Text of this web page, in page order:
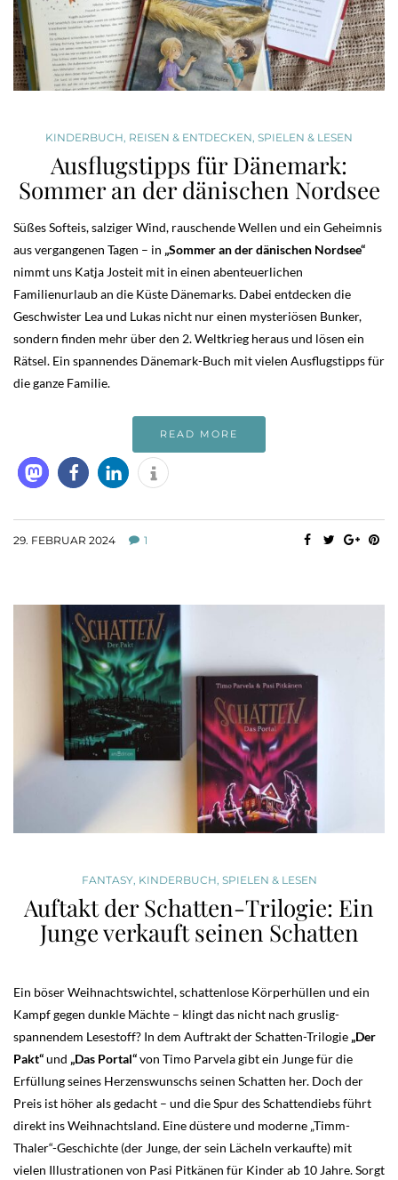
KINDERBUCH REISEN & ENTDECKEN SPIELEN & LESEN
Ausflugstipps für Dänemark:
Sommer an der dänischen Nordsee
Süßes Softeis, salziger Wind, rauschende Wellen und ein Geheimnis
aus vergangenen Tagen – in „Sommer an der dänischen Nordsee“
nimmt uns Katja Josteit mit in einen abenteuerlichen
Familienurlaub an die Küste Dänemarks. Dabei entdecken die
Geschwister Lea und Lukas nicht nur einen mysteriösen Bunker,
sondern finden mehr über den 2. Weltkrieg heraus und lösen ein
Rätsel. Ein spannendes Dänemark-Buch mit vielen Ausflugstipps für
die ganze Familie.
READ MORE
29. FEBRUAR 2024 1
FANTASY, KINDERBUCH SPIELEN & LESEN
Auftakt der Schatten-Trilogie: Ein
Junge verkauft seinen Schatten
Ein böser Weihnachtswichtel, schattenlose Körperhüllen und ein
Kampf gegen dunkle Mächte – klingt das nicht nach gruslig-
spannendem Lesestoff? In dem Auftrakt der Schatten-Trilogie „Der
Pakt“und „Das Portal“von Timo Parvela gibt ein Junge für die
Erfüllung seines Herzenswunschs seinen Schatten her. Doch der
Preis ist höher als gedacht – und die Spur des Schattendiebs führt
direkt ins Weihnachtsland. Eine düstere und moderne „Timm-
Thaler“-Geschichte (der Junge, der sein Lächeln verkaufte) mit
vielen Illustrationen von Pasi Pitkänen für Kinder ab 10 Jahre. Sorgt